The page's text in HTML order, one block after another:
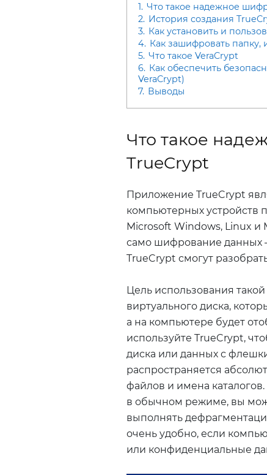
1. Что такое надежное
2. История создания
3. Как установить и
4. Как зашифровать
5. Что такое VeraCrypt
6. Как обеспечить
VeraCrypt)
7. Выводы
Что такое
TrueCrypt
Приложение TrueCrypt
компьютерных устройств
Microsoft Windows, Linux и
само шифрование данных
TrueCrypt смогут
Цель использования
виртуального диска,
а на компьютере будет
используйте TrueCrypt,
диска или данных с
распространяется
файлов и имена
в обычном режиме, вы
выполнять
очень удобно, если
или конфиденциальные